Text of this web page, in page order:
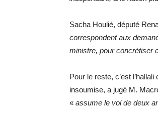
Sacha Houlié, député
correspondent aux
ministre, pour concrétiser
Pour le reste, c’est
insoumise, a jugé M.
« assume le vol de deux